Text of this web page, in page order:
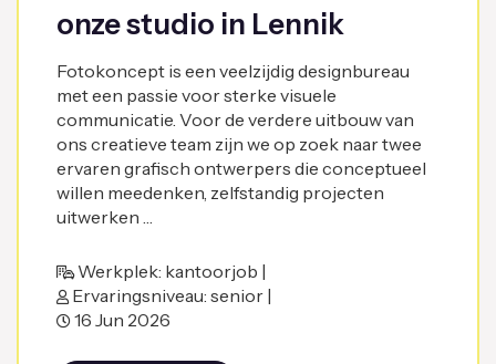
onze studio in Lennik
Fotokoncept is een veelzijdig designbureau
met een passie voor sterke visuele
communicatie. Voor de verdere uitbouw van
ons creatieve team zijn we op zoek naar twee
ervaren grafisch ontwerpers die conceptueel
willen meedenken, zelfstandig projecten
uitwerken …
Werkplek: kantoorjob |
Ervaringsniveau: senior |
16 Jun 2026